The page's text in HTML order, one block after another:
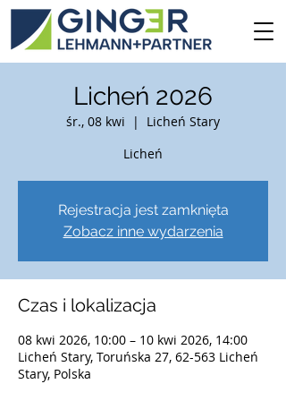
Licheń 2026
śr., 08 kwi
  |
Licheń Stary
Licheń
Rejestracja jest zamknięta
Zobacz inne wydarzenia
Czas i lokalizacja
08 kwi 2026, 10:00 – 10 kwi 2026, 14:00
Licheń Stary, Toruńska 27, 62-563 Licheń
Stary, Polska